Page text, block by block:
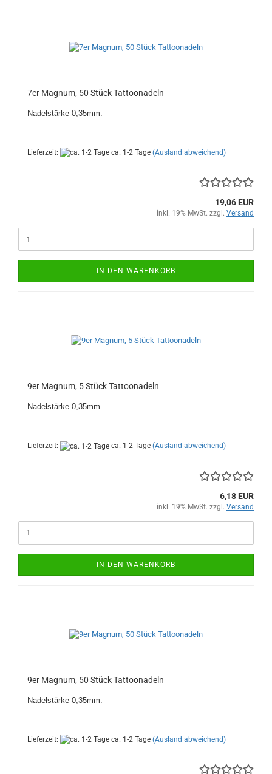
7er Magnum, 50 Stück Tattoonadeln
Nadelstärke 0,35mm.
Lieferzeit: ca. 1-2 Tage (Ausland abweichend)
19,06 EUR
inkl. 19% MwSt. zzgl. Versand
IN DEN WARENKORB
9er Magnum, 5 Stück Tattoonadeln
Nadelstärke 0,35mm.
Lieferzeit: ca. 1-2 Tage (Ausland abweichend)
6,18 EUR
inkl. 19% MwSt. zzgl. Versand
IN DEN WARENKORB
9er Magnum, 50 Stück Tattoonadeln
Nadelstärke 0,35mm.
Lieferzeit: ca. 1-2 Tage (Ausland abweichend)